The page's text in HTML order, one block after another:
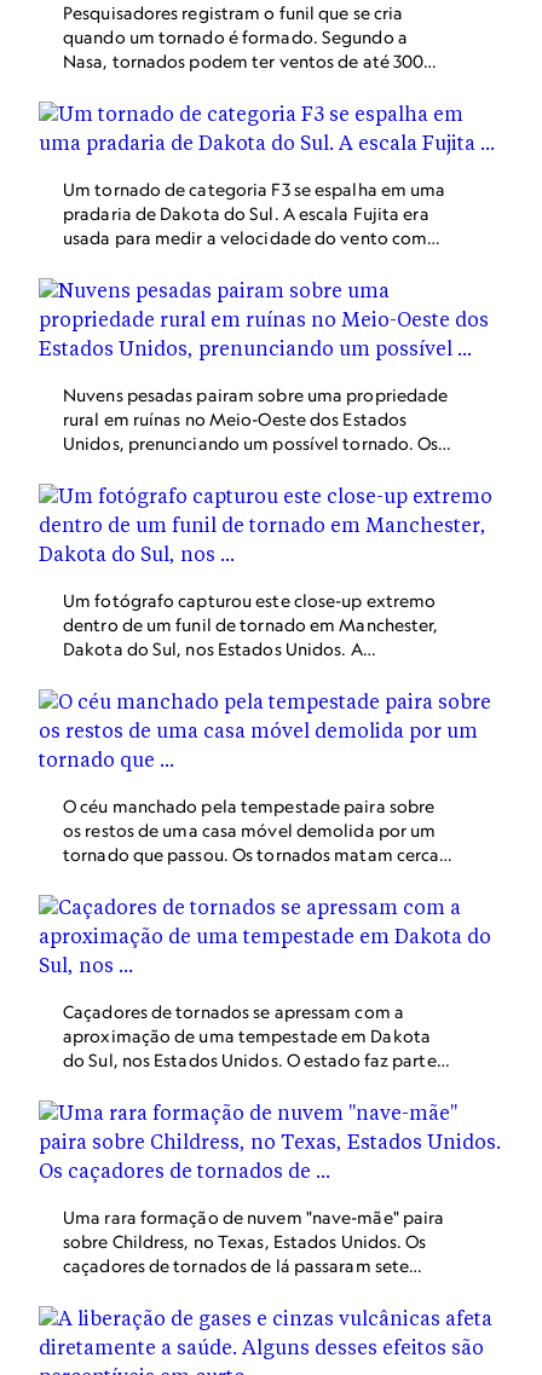
Pesquisadores registram o funil que se cria
quando um tornado é formado. Segundo a
Nasa, tornados podem ter ventos de até 300
Um tornado de categoria F3 se espalha em uma
pradaria de Dakota do Sul. A escala Fujita era
usada para medir a velocidade do vento com
tornado F3 tinha velocidades de vento de cerca
de 300 km/h. Os Estados Unidos agora usam a
escala EF (Enhanced Fujita), que leva em conta
mais variáveis ao atribuir velocidades de vento
Nuvens pesadas pairam sobre uma propriedade
rural em ruínas no Meio-Oeste dos Estados
Unidos, prenunciando um possível tornado. Os
ascendentes que abastecem as tempestades
com ar quente e úmido se transformam em um
Um fotógrafo capturou este close-up extremo
dentro de um funil de tornado em Manchester,
Dakota do Sul, nos Estados Unidos. A
o barulho alto do tornado teriam deixado esse
fotógrafo muito desconfortável.
O céu manchado pela tempestade paira sobre
os restos de uma casa móvel demolida por um
tornado que passou. Os tornados matam cerca
e causam bilhões de dólares em danos materiais.
Caçadores de tornados se apressam com a
aproximação de uma tempestade em Dakota
do Sul, nos Estados Unidos. O estado faz parte
Estados Unidos que tende a registrar mais
tornados graves do que o resto do país.
Uma rara formação de nuvem "nave-mãe" paira
sobre Childress, no Texas, Estados Unidos. Os
caçadores de tornados de lá passaram sete
tempestade supercélula que produziu essa
formação de nuvens. As tempestades
supercélulas são conhecidas por gerar tornados